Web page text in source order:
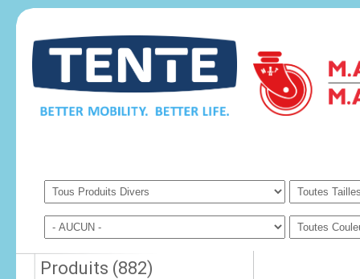
Produits (882)